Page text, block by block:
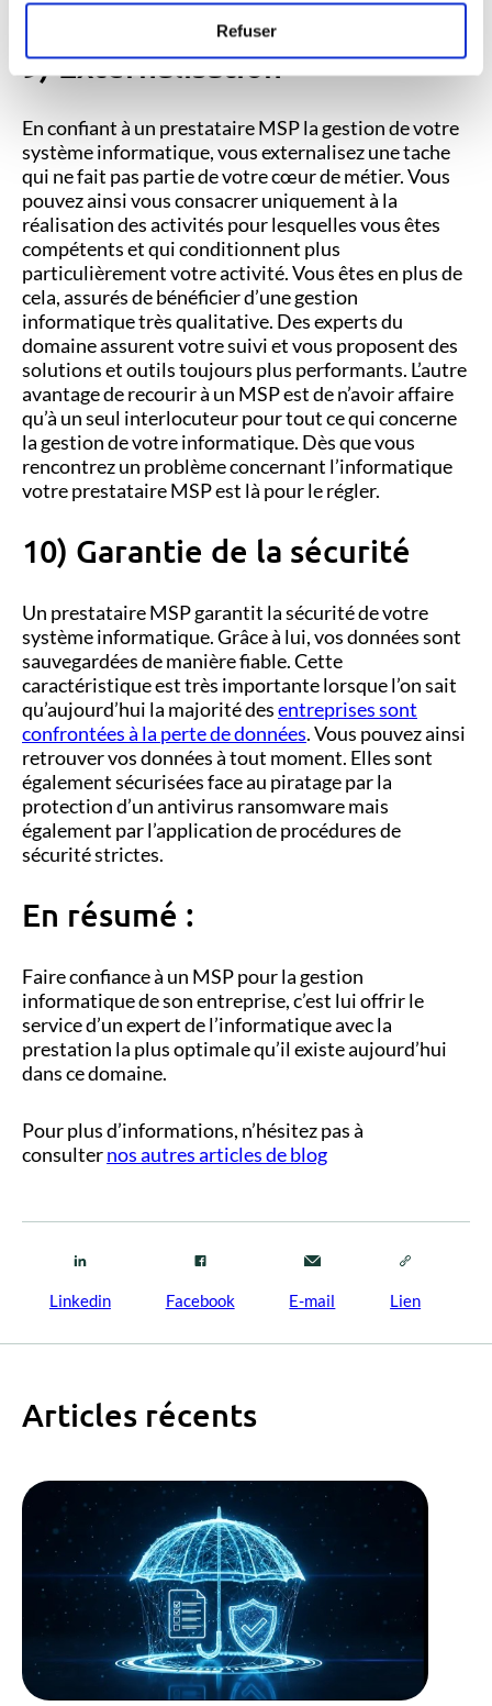
Refuser
l’exploitation ainsi qu’une assistance.
9) Externalisation
En confiant à un prestataire MSP la gestion de votre
système informatique, vous externalisez une tache
qui ne fait pas partie de votre cœur de métier. Vous
pouvez ainsi vous consacrer uniquement à la
réalisation des activités pour lesquelles vous êtes
compétents et qui conditionnent plus
particulièrement votre activité. Vous êtes en plus de
cela, assurés de bénéficier d’une gestion
informatique très qualitative. Des experts du
domaine assurent votre suivi et vous proposent des
solutions et outils toujours plus performants. L’autre
avantage de recourir à un MSP est de n’avoir affaire
qu’à un seul interlocuteur pour tout ce qui concerne
la gestion de votre informatique. Dès que vous
rencontrez un problème concernant l’informatique
votre prestataire MSP est là pour le régler.
10) Garantie de la sécurité
Un prestataire MSP garantit la sécurité de votre
système informatique. Grâce à lui, vos données sont
sauvegardées de manière fiable. Cette
caractéristique est très importante lorsque l’on sait
qu’aujourd’hui la majorité desentreprises sont
confrontées à la perte de données. Vous pouvez ainsi
retrouver vos données à tout moment. Elles sont
également sécurisées face au piratage par la
protection d’un antivirus ransomware mais
également par l’application de procédures de
sécurité strictes.
En résumé :
Faire confiance à un MSP pour la gestion
informatique de son entreprise, c’est lui offrir le
service d’un expert de l’informatique avec la
prestation la plus optimale qu’il existe aujourd’hui
dans ce domaine.
Pour plus d’informations, n’hésitez pas à
consulternos autres articles de blog
Linkedin Facebook E-mail Lien
Articles récents